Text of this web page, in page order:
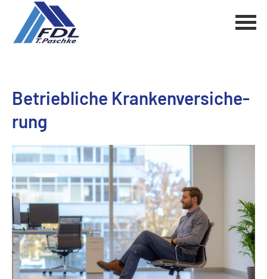
Betriebliche Kranken­ver­si­che­
rung